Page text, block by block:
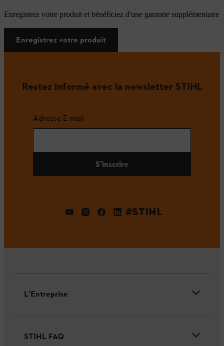
Enregistrez votre produit et bénéficiez d'une garantie supplémentaire
Enregistrez votre produit
Restez informé avec la newsletter STIHL
Adresse E-mail
S'inscrire
#STIHL
L'Entreprise
STIHL FAQ